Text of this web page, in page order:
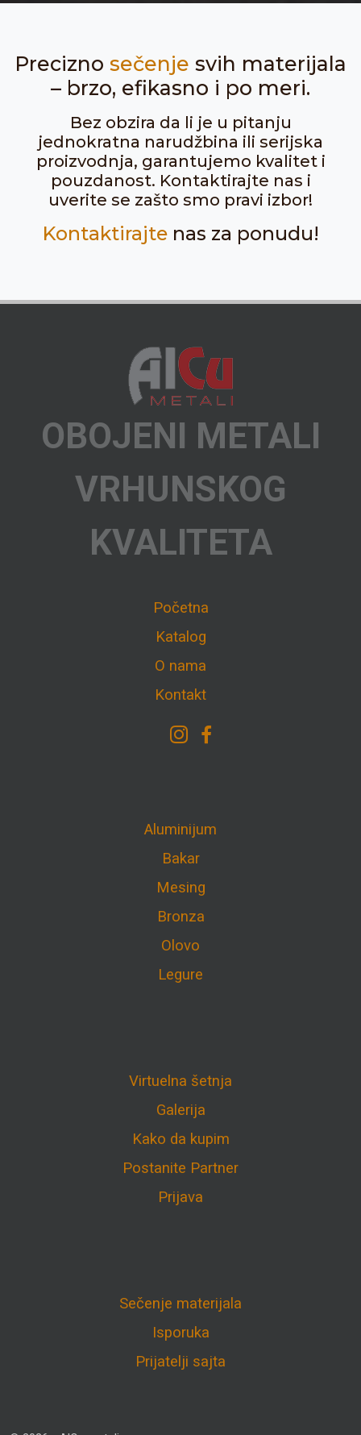
Precizno sečenje svih materijala
– brzo, efikasno i po meri.
Bez obzira da li je u pitanju
jednokratna narudžbina ili serijska
proizvodnja, garantujemo kvalitet i
pouzdanost. Kontaktirajte nas i
uverite se zašto smo pravi izbor!
Kontaktirajtenas za ponudu!
OBOJENI METALI
VRHUNSKOG
KVALITETA
Početna
Katalog
O nama
Kontakt
Aluminijum
Bakar
Mesing
Bronza
Olovo
Legure
Virtuelna šetnja
Galerija
Kako da kupim
Postanite Partner
Prijava
Sečenje materijala
Isporuka
Prijatelji sajta